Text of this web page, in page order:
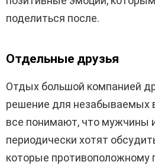
поделиться после.
Отдельные друзья
Отдых большой компанией
решение для незабываемых
все понимают, что мужчины
периодически хотят
которые противоположному